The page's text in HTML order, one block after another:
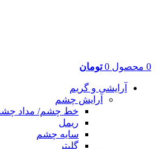
0 محصول 0 تومان
آرایشی و گریم
آرایش چشم
خط چشم/ مداد
ریمل
سایه چشم
گلیتر